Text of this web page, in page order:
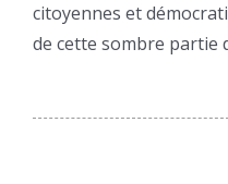
citoyennes et
de cette sombre partie